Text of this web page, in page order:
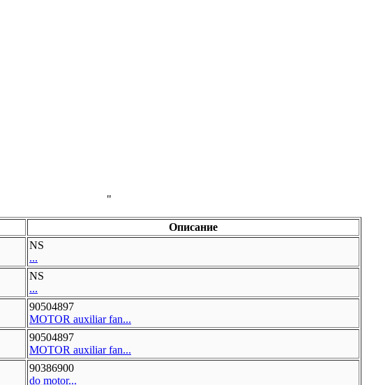
"
Описание
NS
...
NS
...
90504897
MOTOR auxiliar fan...
90504897
MOTOR auxiliar fan...
90386900
do motor...